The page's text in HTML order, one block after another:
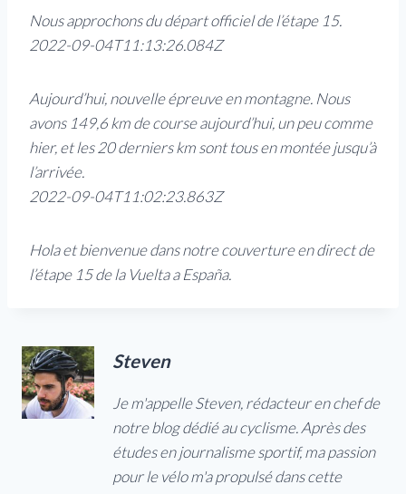
Nous approchons du départ officiel de l’étape 15.
2022-09-04T11:13:26.084Z
Aujourd’hui, nouvelle épreuve en montagne. Nous
avons 149,6 km de course aujourd’hui, un peu comme
hier, et les 20 derniers km sont tous en montée jusqu’à
l’arrivée.
2022-09-04T11:02:23.863Z
Hola et bienvenue dans notre couverture en direct de
l’étape 15 de la Vuelta a España.
Steven
Je m'appelle Steven, rédacteur en chef de
notre blog dédié au cyclisme. Après des
études en journalisme sportif, ma passion
pour le vélo m'a propulsé dans cette